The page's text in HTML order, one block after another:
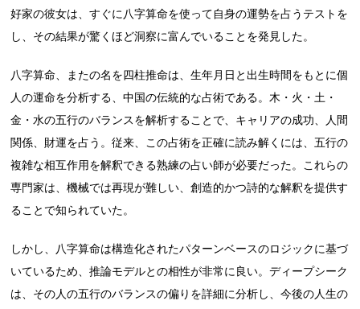
好家の彼女は、すぐに八字算命を使って自身の運勢を占うテストを
し、その結果が驚くほど洞察に富んでいることを発見した。
八字算命、またの名を四柱推命は、生年月日と出生時間をもとに個
人の運命を分析する、中国の伝統的な占術である。木・火・土・
金・水の五行のバランスを解析することで、キャリアの成功、人間
関係、財運を占う。従来、この占術を正確に読み解くには、五行の
複雑な相互作用を解釈できる熟練の占い師が必要だった。これらの
専門家は、機械では再現が難しい、創造的かつ詩的な解釈を提供す
ることで知られていた。
しかし、八字算命は構造化されたパターンベースのロジックに基づ
いているため、推論モデルとの相性が非常に良い。ディープシーク
は、その人の五行のバランスの偏りを詳細に分析し、今後の人生の